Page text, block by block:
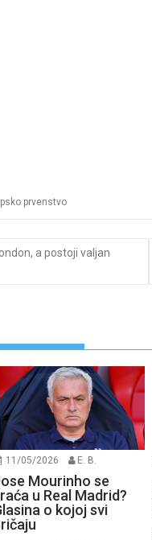
prvenstvo
a postoji valjan
11/05/2026 E. B.
Mourinho se
u Real Madrid?
o kojoj svi